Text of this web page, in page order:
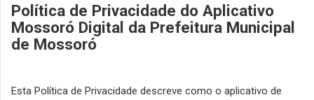
Política de Privacidade do Aplicativo
Mossoró Digital da Prefeitura Municipal
de Mossoró
Esta Política de Privacidade descreve como o aplicativo de